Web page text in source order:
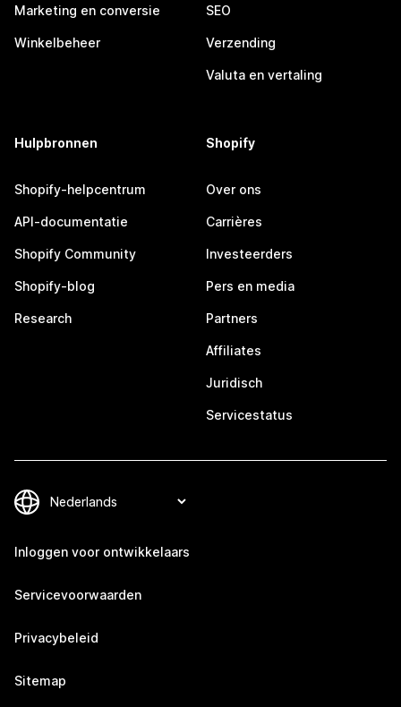
Marketing en conversie
Winkelbeheer
SEO
Verzending
Valuta en vertaling
Hulpbronnen
Shopify-helpcentrum
API-documentatie
Shopify Community
Shopify-blog
Research
Shopify
Over ons
Carrières
Investeerders
Pers en media
Partners
Affiliates
Juridisch
Servicestatus
Inloggen voor ontwikkelaars
Servicevoorwaarden
Privacybeleid
Sitemap